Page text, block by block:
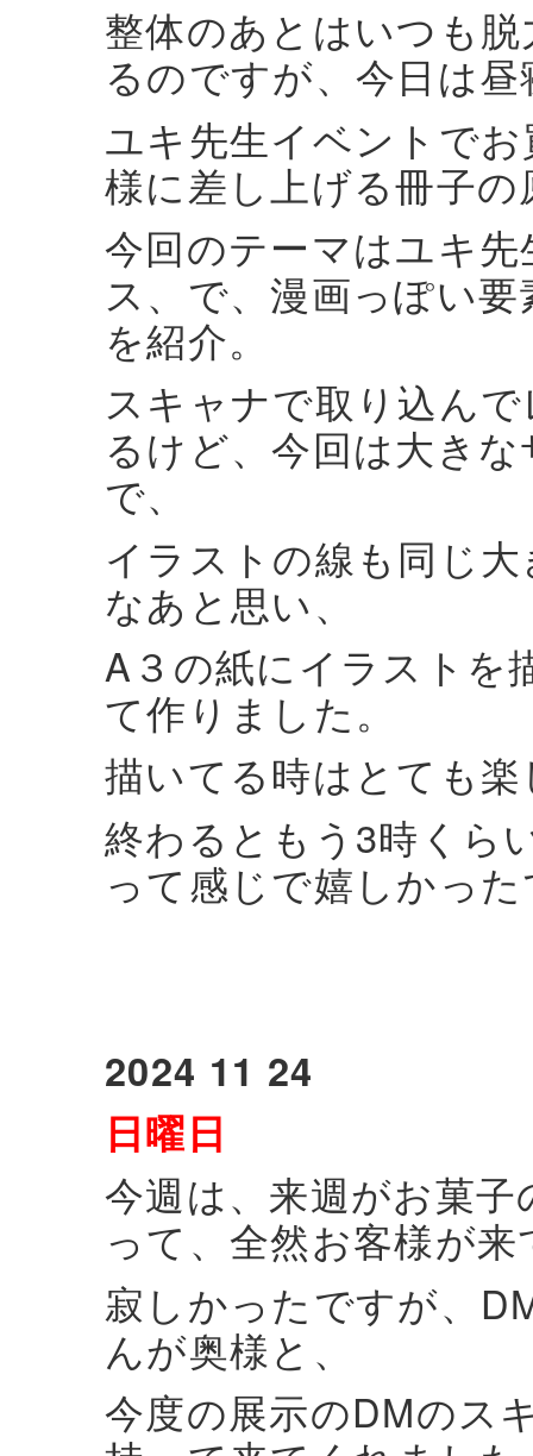
整体のあとはいつも
るのですが、今日は
ユキ先生イベントで
様に差し上げる冊子の
今回のテーマはユキ
ス、で、漫画っぽい
を紹介。
スキャナで取り込ん
るけど、今回は大き
で、
イラストの線も同じ
なあと思い、
A３の紙にイラストを
て作りました。
描いてる時はとても
終わるともう3時くら
って感じで嬉しかっ
2024 11 24
日曜日
今週は、来週がお菓
って、全然お客様が
寂しかったですが、
んが奥様と、
今度の展示のDMのス